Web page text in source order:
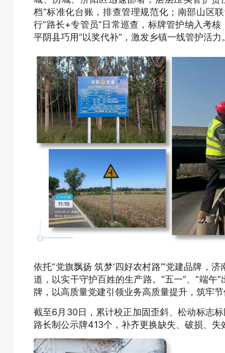
档”标准化台账，排查管理规范化；南部山区
行“路长+专管员”日常巡查，标牌管护纳入考
平阴县巧用“以奖代补”，激发乡镇一线管护活力
依托“党旗飘扬 筑梦‘四好农村路’”党建品牌，
道，以实干守护百姓的生产路。“五一”、“端
牌，以高质量党建引领业务高质量提升，筑牢
截至6月30日，累计校正加固歪斜、松动标志
路长制公示牌413个，补齐更换缺失、破损、